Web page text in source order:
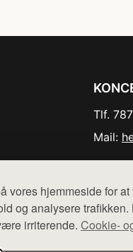
vores hjemmeside for
og analysere
irriterende. Cookie-
Tlf.
Mail:
sælges ikke varer fra